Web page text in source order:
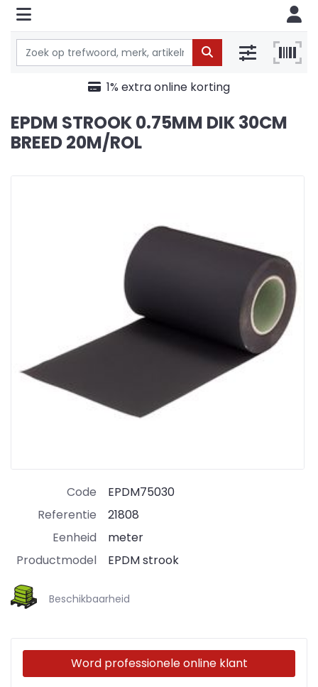
1% extra online korting
EPDM STROOK 0.75MM DIK 30CM
BREED 20M/ROL
Code
EPDM75030
Referentie
21808
Eenheid
meter
Productmodel
EPDM strook
Beschikbaarheid
Word professionele online klant